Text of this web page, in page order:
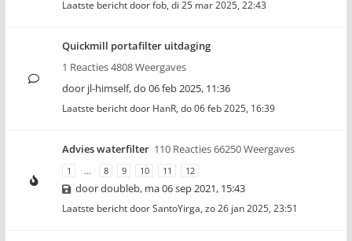
Laatste bericht doorfob, di 25 mar 2025, 22:43
Quickmill portafilter uitdaging
1 Reacties 4808 Weergaves
door jl-himself,do 06 feb 2025, 11:36
Laatste bericht door HanR, do 06 feb 2025, 16:39
Advies waterfilter 110 Reacties 66250 Weergaves
1 … 8 9 10 11 12
doordoubleb, ma 06 sep 2021, 15:43
Laatste bericht doorSantoYirga, zo 26 jan 2025, 23:51